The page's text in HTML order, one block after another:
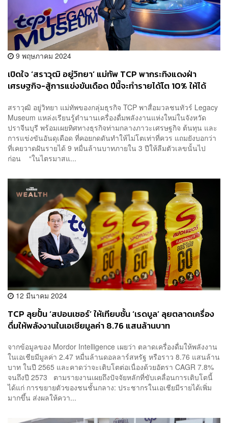
9 พฤษภาคม 2024
เปิดใจ ‘สราวุฒิ อยู่วิทยา’ แม่ทัพ TCP พากระทิงแดงฝ่า
เศรษฐกิจ-สู้การแข่งขันเดือด ปีนี้จะทำรายได้โต 10% ให้ได้
สราวุฒิ อยู่วิทยา แม่ทัพของกลุ่มธุรกิจ TCP พาสื่อมวลชนทัวร์ Legacy
Museum แหล่งเรียนรู้ตำนานเครื่องดื่มพลังงานแห่งใหม่ในจังหวัด
ปราจีนบุรี พร้อมเผยทิศทางธุรกิจท่ามกลางภาวะเศรษฐกิจ ต้นทุน และ
การแข่งขันอันดุเดือด ที่คอยกดดันทำให้ไม่โตเท่าที่ควร แถมยังบอกว่า
ที่เคยวาดฝันรายได้ 9 หมื่นล้านบาทภายใน 3 ปีให้ลืมตัวเลขนั้นไป
ก่อน “ในไตรมาสแ...
12 มีนาคม 2024
TCP ลุยปั้น ‘สปอนเซอร์’ ให้เทียบชั้น ‘เรดบูล’ ลุยตลาดเครื่อง
ดื่มให้พลังงานในเอเชียมูลค่า 8.76 แสนล้านบาท
จากข้อมูลของ Mordor Intelligence เผยว่า ตลาดเครื่องดื่มให้พลังงาน
ในเอเชียมีมูลค่า 2.47 หมื่นล้านดอลลาร์สหรัฐ หรือราว 8.76 แสนล้าน
บาท ในปี 2565 และคาดว่าจะเติบโตต่อเนื่องด้วยอัตรา CAGR 7.8%
จนถึงปี 2573 ตามรายงานเผยถึงปัจจัยหลักที่ขับเคลื่อนการเติบโตนี้
ได้แก่ การขยายตัวของชนชั้นกลาง: ประชากรในเอเชียมีรายได้เพิ่ม
มากขึ้น ส่งผลให้ควา...